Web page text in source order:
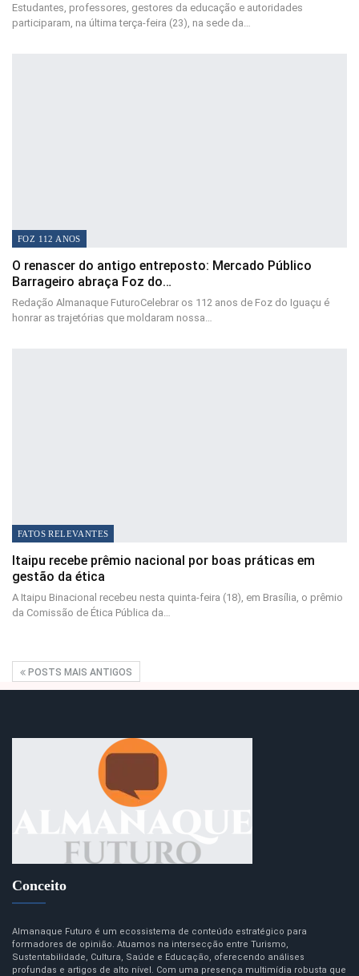
Estudantes, professores, gestores da educação e autoridades
participaram, na última terça-feira (23), na sede da…
FOZ 112 ANOS
O renascer do antigo entreposto: Mercado Público
Barrageiro abraça Foz do…
Redação Almanaque FuturoCelebrar os 112 anos de Foz do Iguaçu é
honrar as trajetórias que moldaram nossa…
FATOS RELEVANTES
Itaipu recebe prêmio nacional por boas práticas em
gestão da ética
A Itaipu Binacional recebeu nesta quinta-feira (18), em Brasília, o prêmio
da Comissão de Ética Pública da…
POSTS MAIS ANTIGOS
Conceito
Almanaque Futuro é um ecossistema de conteúdo estratégico para
formadores de opinião. Atuamos na intersecção entre Turismo,
Sustentabilidade, Cultura, Saúde e Educação, oferecendo análises
profundas e artigos de alto nível. Com uma presença multimídia robusta que